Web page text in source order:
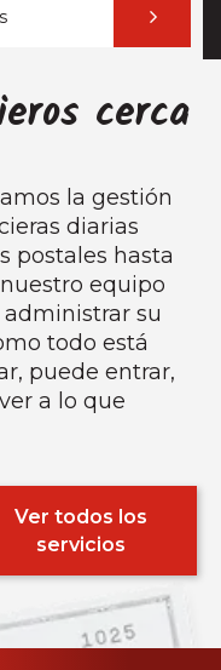
cerca
la gestión
diarias
postales hasta
equipo
su
todo está
puede entrar,
a lo que
Ver todos los
servicios